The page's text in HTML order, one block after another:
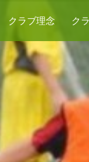
クラブ理念 ク